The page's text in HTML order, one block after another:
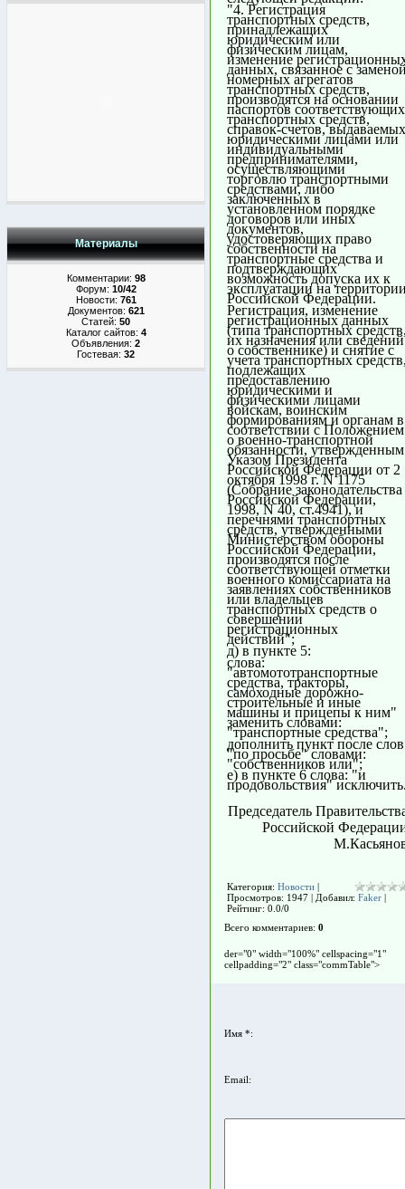
Материалы
Комментарии: 98
Форум: 10/42
Новости: 761
Документов: 621
Статей: 50
Каталог сайтов: 4
Объявления: 2
Гостевая: 32
"4. Регистрация
транспортных средств,
принадлежащих
юридическим или
физическим лицам,
изменение
данных, связанное с
номерных агрегатов
транспортных средств,
производятся на основании
паспортов соответствующих
транспортных средств,
справок-счетов, выдаваемых
юридическими лицами или
индивидуальными
предпринимателями,
осуществляющими
торговлю транспортными
средствами, либо
заключенных в
установленном порядке
договоров или иных
документов,
удостоверяющих право
собственности на
транспортные средства и
подтверждающих
возможность допуска их к
эксплуатации на
Российской Федерации.
Регистрация, изменение
регистрационных данных
(типа транспортных
их назначения или сведений
о собственнике) и снятие с
учета транспортных
подлежащих
предоставлению
юридическими и
физическими лицами
войскам, воинским
формированиям и органам в
соответствии с Положением
о военно-транспортной
обязанности, утвержденным
Указом Президента
Российской Федерации от 2
октября 1998 г. N 1175
(Собрание законодательства
Российской Федерации,
1998, N 40, ст.4941), и
перечнями транспортных
средств, утвержденными
Министерством обороны
Российской Федерации,
производятся после
соответствующей отметки
военного комиссариата на
заявлениях собственников
или владельцев
транспортных средств о
совершении
регистрационных
действий";
д) в пункте 5:
слова:
"автомототранспортные
средства, тракторы,
самоходные дорожно-
строительные и иные
машины и прицепы к ним"
заменить словами:
"транспортные средства";
дополнить пункт после
"по просьбе" словами:
"собственников или";
е) в пункте 6 слова: "и
продовольствия"
Председатель
Российской
Категория: Новости |
Просмотров: 1947 | Добавил: Faker |
Рейтинг: 0.0/0
Всего комментариев: 0
der="0" width="100%" cellspacing="1"
cellpadding="2" class="commTable">
Имя *:
Email: